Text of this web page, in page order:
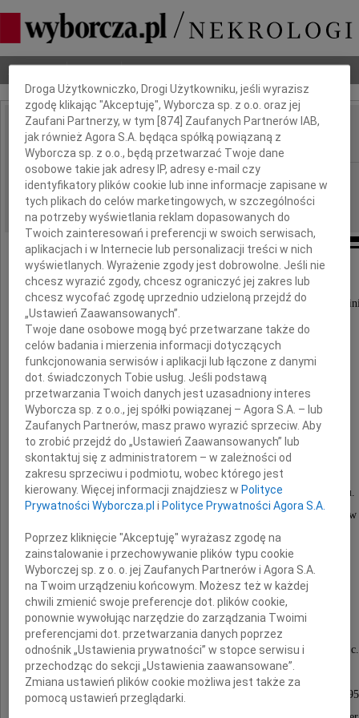
Nekrologi Odeszli Poradnik pogrzebowy
IMIĘ I NAZWISKO: Jan Leja
REGION: Lublin
DATA EMISJI: 10.11.2009
Rektor i Senat
Uniwersytetu Marii Curie-Skłodowskiej w
z głębokim żalem zawiadamiają,
że 4 listopada 2009 roku zmarł
prof. Jan Leja
(Doktor Honoris Causa UMCS)
Jan Leja urodził się w Grodzisku w 1918 roku.
Studia na Akademii Górniczej w Krakowie przerwał w
wybuchu II wojny światowej.
W latach 1939-1942 więziony na Syberii.
W Rosji dołączył do polskiej Armii,
z którą został wysłany do Wlk. Brytanii.
Tam podjął studia na Royal School of Mines,
gdzie w 1945 r. otrzymał tytuły A.R.S.M i B.Sc.
W 1952 r. podjął studia podyplomowe
na Uniwersytecie Cambridge, które ukończył w
Dbamy o Twoją prywatność
Droga Użytkowniczko, Drogi Użytkowniku, jeśli wyrazisz
zgodę klikając "Akceptuję", Wyborcza sp. z o.o. oraz jej
Zaufani Partnerzy, w tym [874 ] Zaufanych Partnerów IAB,
jak również Agora S.A. będąca spółką powiązaną z
Wyborcza sp. z o.o., będą przetwarzać Twoje dane
osobowe takie jak adresy IP, adresy e-mail czy
identyfikatory plików cookie lub inne informacje zapisane w
tych plikach do celów marketingowych, w szczególności
na potrzeby wyświetlania reklam dopasowanych do
Twoich zainteresowań i preferencji w swoich serwisach,
aplikacjach i w Internecie lub personalizacji treści w nich
wyświetlanych. Wyrażenie zgody jest dobrowolne. Jeśli nie
chcesz wyrazić zgody, chcesz ograniczyć jej zakres lub
chcesz wycofać zgodę uprzednio udzieloną przejdź do
„Ustawień Zaawansowanych”.
Twoje dane osobowe mogą być przetwarzane także do
celów badania i mierzenia informacji dotyczących
funkcjonowania serwisów i aplikacji lub łączone z danymi
dot. świadczonych Tobie usług. Jeśli podstawą
przetwarzania Twoich danych jest uzasadniony interes
Wyborcza sp. z o.o., jej spółki powiązanej – Agora S.A. – lub
Zaufanych Partnerów, masz prawo wyrazić sprzeciw. Aby
to zrobić przejdź do „Ustawień Zaawansowanych” lub
skontaktuj się z administratorem – w zależności od
zakresu sprzeciwu i podmiotu, wobec którego jest
kierowany. Więcej informacji znajdziesz w Polityce
Prywatności Wyborcza.pl i Polityce Prywatności Agora S.A.
Poprzez kliknięcie "Akceptuję" wyrażasz zgodę na
zainstalowanie i przechowywanie plików typu cookie
Wyborczej sp. z o. o. jej Zaufanych Partnerów i Agora S.A.
na Twoim urządzeniu końcowym. Możesz też w każdej
chwili zmienić swoje preferencje dot. plików cookie,
ponownie wywołując narzędzie do zarządzania Twoimi
preferencjami dot. przetwarzania danych poprzez
odnośnik „Ustawienia prywatności” w stopce serwisu i
przechodząc do sekcji „Ustawienia zaawansowane”.
Zmiana ustawień plików cookie możliwa jest także za
pomocą ustawień przeglądarki.